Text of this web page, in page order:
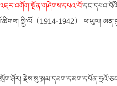
འཇར་འགོག་སྔོན་གཤེགས་དཔའ་བོ་
སྤྱི་ལོ（1914-1942） ཕ་ཡུལ།